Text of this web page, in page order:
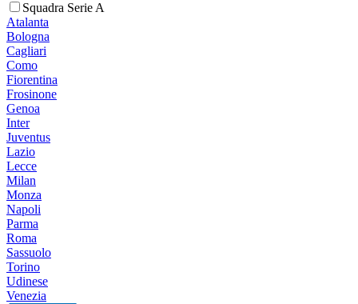
Squadra Serie A
Atalanta
Bologna
Cagliari
Como
Fiorentina
Frosinone
Genoa
Inter
Juventus
Lazio
Lecce
Milan
Monza
Napoli
Parma
Roma
Sassuolo
Torino
Udinese
Venezia